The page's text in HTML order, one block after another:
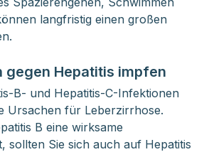
langfristig einen großen
gegen Hepatitis impfen
B- und Hepatitis-C-Infektionen
Ursachen für Leberzirrhose.
B eine wirksame
sollten Sie sich auch auf Hepatitis